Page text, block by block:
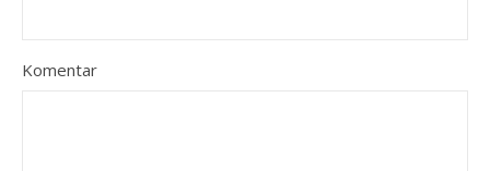
Komentar